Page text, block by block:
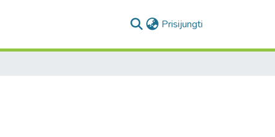
Prisijungti